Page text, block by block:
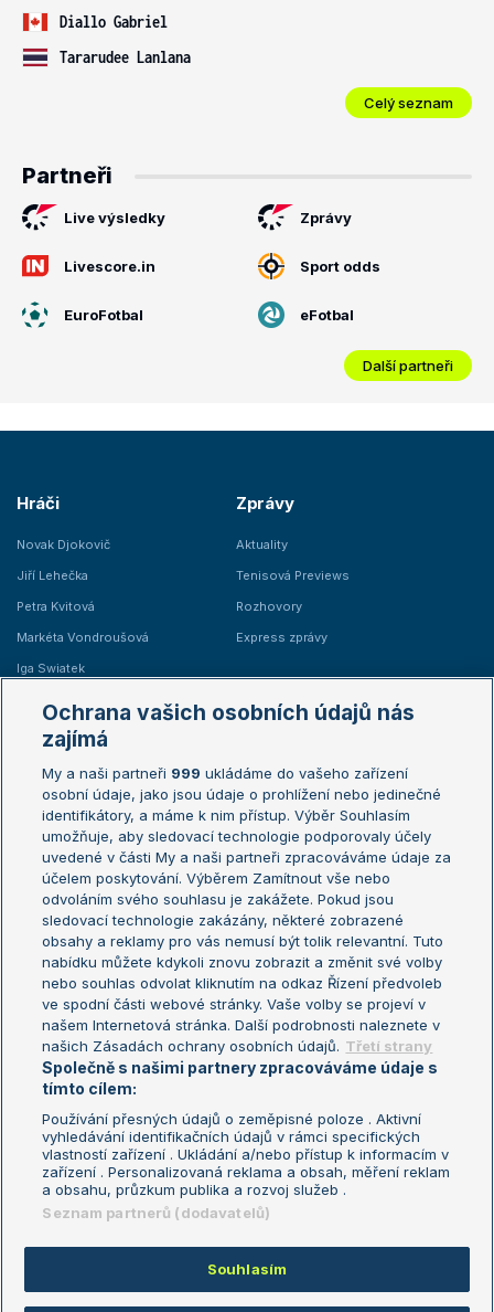
Diallo Gabriel
Tararudee Lanlana
Celý seznam
Partneři
Live výsledky Zprávy
Livescore.in Sport odds
EuroFotbal eFotbal
Další partneři
Hráči
Novak Djokovič
Jiří Lehečka
Petra Kvitová
Markéta Vondroušová
Iga Swiatek
Zprávy
Aktuality
Tenisová Previews
Rozhovory
Express zprávy
Žebříčky
Žebříček ATP (muži)
Žebříček WTA (ženy)
Sázkařský žebříček
Australian Open
French Open
Wimbledon
US Open
Turnaj mistrů
Turnaj mistryň
Aktualní trendy
Fotbalové přestupy
Livesport Daily
LS Prague Open
Podmínky užití
Nastavení soukromí
GDPR a žurnalistika
Reklama
Kontakt
Informace o zpracování osobních
údajů
Copyright © 2008-2026 TenisPortal.cz. Využíváme zpravodajství ČTK.
Ochrana vašich osobních údajů nás
zajímá
My a naši partneři 999 ukládáme do vašeho zařízení
osobní údaje, jako jsou údaje o prohlížení nebo jedinečné
identifikátory, a máme k nim přístup. Výběr Souhlasím
umožňuje, aby sledovací technologie podporovaly účely
uvedené v části My a naši partneři zpracováváme údaje za
účelem poskytování. Výběrem Zamítnout vše nebo
odvoláním svého souhlasu je zakážete. Pokud jsou
sledovací technologie zakázány, některé zobrazené
obsahy a reklamy pro vás nemusí být tolik relevantní. Tuto
nabídku můžete kdykoli znovu zobrazit a změnit své volby
nebo souhlas odvolat kliknutím na odkaz Řízení předvoleb
ve spodní části webové stránky. Vaše volby se projeví v
našem Internetová stránka. Další podrobnosti naleznete v
našich Zásadách ochrany osobních údajů. Třetí strany
Společně s našimi partnery zpracováváme údaje s
tímto cílem:
Používání přesných údajů o zeměpisné poloze . Aktivní
vyhledávání identifikačních údajů v rámci specifických
vlastností zařízení . Ukládání a/nebo přístup k informacím v
zařízení . Personalizovaná reklama a obsah, měření reklam
a obsahu, průzkum publika a rozvoj služeb .
Seznam partnerů (dodavatelů)
Souhlasím